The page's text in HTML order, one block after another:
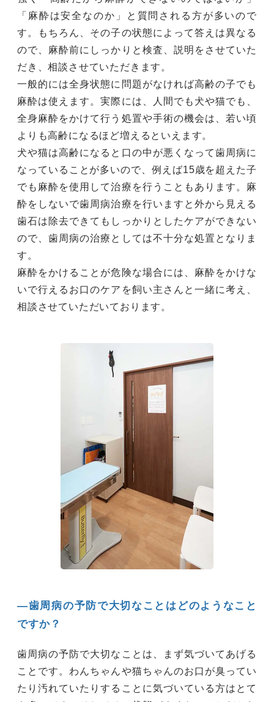
「麻酔は安全なのか」と質問される方が多いので
す。もちろん、その子の状態によって答えは異なる
ので、麻酔前にしっかりと検査、説明をさせていた
だき、相談させていただきます。
一般的には全身状態に問題がなければ高齢の子でも
麻酔は使えます。実際には、人間でも犬や猫でも、
全身麻酔をかけて行う処置や手術の機会は、若い頃
よりも高齢になるほど増えるといえます。
犬や猫は高齢になると口の中が悪くなって歯周病に
なっていることが多いので、例えば15歳を超えた子
でも麻酔を使用して治療を行うこともあります。麻
酔をしないで歯周病治療を行いますと外から見える
歯石は除去できてもしっかりとしたケアができない
ので、歯周病の治療としては不十分な処置となりま
す。
麻酔をかけることが危険な場合には、麻酔をかけな
いで行えるお口のケアを飼い主さんと一緒に考え、
相談させていただいております。
―歯周病の予防で大切なことはどのようなこと
ですか？
歯周病の予防で大切なことは、まず気づいてあげる
ことです。わんちゃんや猫ちゃんのお口が臭ってい
たり汚れていたりすることに気づいている方はとて